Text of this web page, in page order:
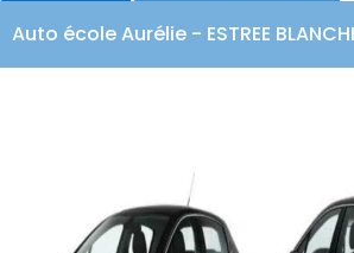
Auto école Aurélie - ESTREE